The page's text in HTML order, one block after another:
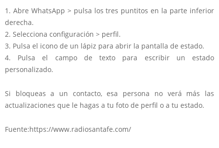
1. Abre WhatsApp > pulsa los tres puntitos en la parte inferior
derecha.
2. Selecciona configuración > perfil.
3. Pulsa el icono de un lápiz para abrir la pantalla de estado.
4. Pulsa el campo de texto para escribir un estado
personalizado.
Si bloqueas a un contacto, esa persona no verá más las
actualizaciones que le hagas a tu foto de perfil o a tu estado.
Fuente:https://www.radiosantafe.com/